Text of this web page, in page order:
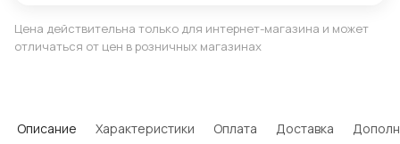
Цена действительна только для интернет-магазина и может
отличаться от цен в розничных магазинах
Описание Характеристики Оплата Доставка